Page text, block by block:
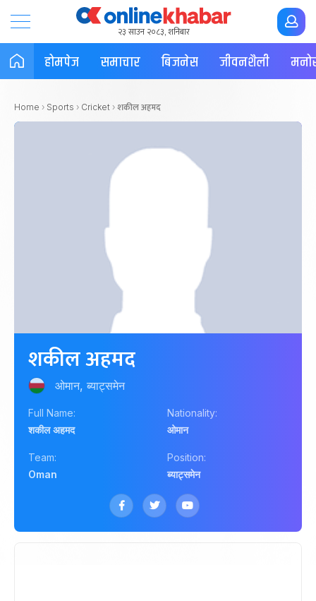
२३ साउन २०८३, शनिबार
होमपेज समाचार बिजनेस जीवनशैली
Home › Sports › Cricket › शकील अहमद
शकील अहमद
ओमान, ब्याट्समेन
Full Name:
शकील अहमद
Nationality:
ओमान
Team:
Oman
Position:
ब्याट्समेन